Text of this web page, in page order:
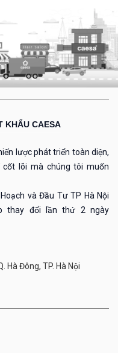
KHẨU CAESA
lược phát triển toàn diện,
lõi mà chúng tôi muốn
và Đầu Tư TP Hà Nội
thay đổi lần thứ 2 ngày
Hà Đông, TP. Hà Nội